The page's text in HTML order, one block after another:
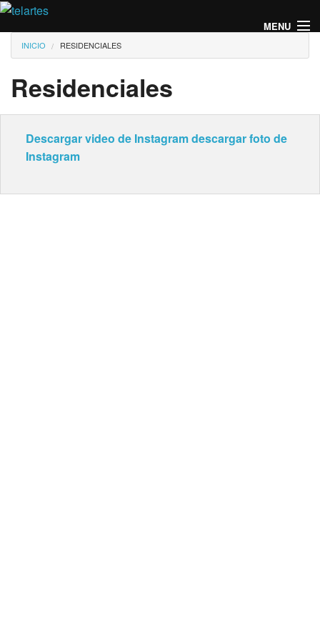
Pasar al contenido principal
MENU
Usted está aquí
INICIO RESIDENCIALES
Residenciales
Descargar video de Instagramdescargar foto de
Instagram